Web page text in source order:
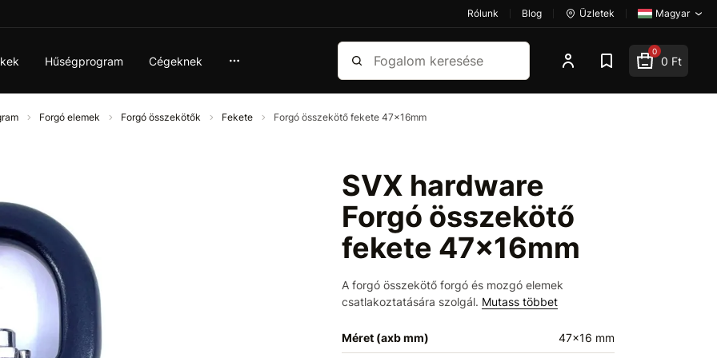
Rólunk Blog Üzletek Magyar
Hűségprogram Cégeknek
Keresés 0
0 Ft
Forgó elemek Forgó összekötők Fekete Forgó összekötő fekete 47x16mm
SVX hardware
Forgó összekötő
fekete 47x16mm
A forgó összekötő forgó és mozgó elemek
csatlakoztatására szolgál. Mutass többet
Méret (axb mm) 47x16 mm